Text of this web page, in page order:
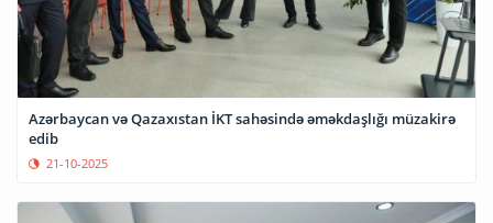
Azərbaycan və Qazaxıstan İKT sahəsində əməkdaşlığı müzakirə
edib
21-10-2025